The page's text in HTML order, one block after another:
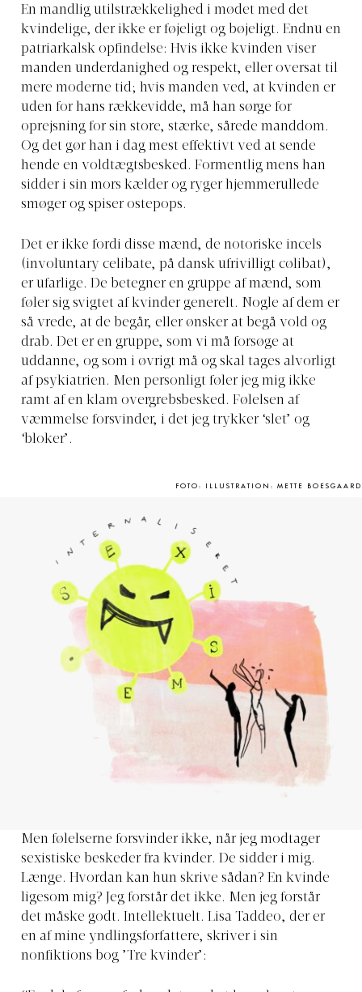
En mandlig utilstrækkelighed i mødet med det
kvindelige, der ikke er føjeligt og bøjeligt. Endnu en
patriarkalsk opfindelse: Hvis ikke kvinden viser
manden underdanighed og respekt, eller oversat til
mere moderne tid; hvis manden ved, at kvinden er
uden for hans rækkevidde, må han sørge for
oprejsning for sin store, stærke, sårede manddom.
Og det gør han i dag mest effektivt ved at sende
hende en voldtægtsbesked. Formentlig mens han
sidder i sin mors kælder og ryger hjemmerullede
smøger og spiser ostepops.
Det er ikke fordi disse mænd, de notoriske incels
(involuntary celibate, på dansk ufrivilligt cølibat),
er ufarlige. De betegner en gruppe af mænd, som
føler sig svigtet af kvinder generelt. Nogle af dem er
så vrede, at de begår, eller ønsker at begå vold og
drab. Det er en gruppe, som vi må forsøge at
uddanne, og som i øvrigt må og skal tages alvorligt
af psykiatrien. Men personligt føler jeg mig ikke
ramt af en klam overgrebsbesked. Følelsen af
væmmelse forsvinder, i det jeg trykker ‘slet’ og
‘bloker’.
FOTO: ILLUSTRATION: METTE BOESGAARD
Men følelserne forsvinder ikke, når jeg modtager
sexistiske beskeder fra kvinder. De sidder i mig.
Længe. Hvordan kan hun skrive sådan? En kvinde
ligesom mig? Jeg forstår det ikke. Men jeg forstår
det måske godt. Intellektuelt. Lisa Taddeo, der er
en af mine yndlingsforfattere, skriver i sin
nonfiktions bog ’Tre kvinder’: